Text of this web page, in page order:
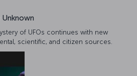
of UFOs continues with new
scientific, and citizen sources.